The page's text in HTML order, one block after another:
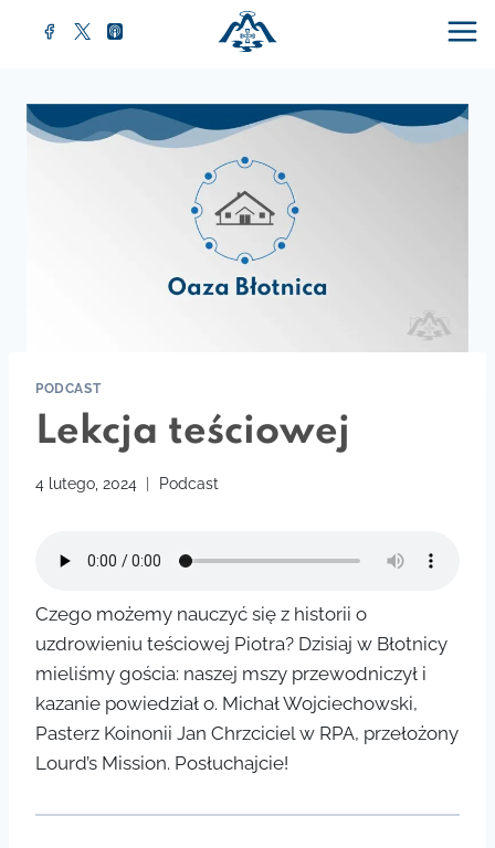
PODCAST
Lekcja teściowej
4 lutego, 2024 Podcast
Czego możemy nauczyć się z historii o
uzdrowieniu teściowej Piotra? Dzisiaj w Błotnicy
mieliśmy gościa: naszej mszy przewodniczył i
kazanie powiedział o. Michał Wojciechowski,
Pasterz Koinonii Jan Chrzciciel w RPA, przełożony
Lourd’s Mission. Posłuchajcie!